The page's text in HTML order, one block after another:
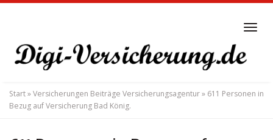
main
content
Start»Versicherungen Beiträge Versicherungsagentur» 611 Personen in
Bezug auf Versicherung Bad König.